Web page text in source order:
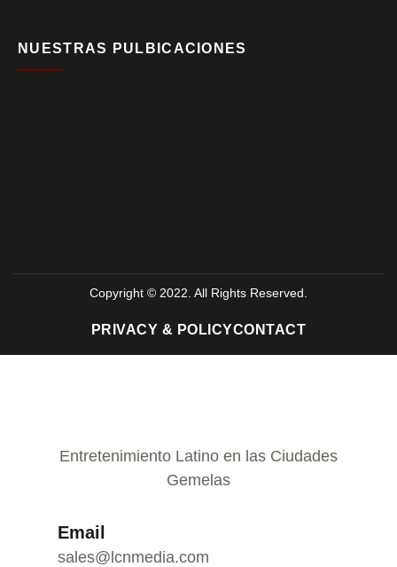
NUESTRAS PULBICACIONES
Copyright © 2022. All Rights Reserved.
PRIVACY & POLICYCONTACT
Entretenimiento Latino en las Ciudades
Gemelas
Email
sales@lcnmedia.com